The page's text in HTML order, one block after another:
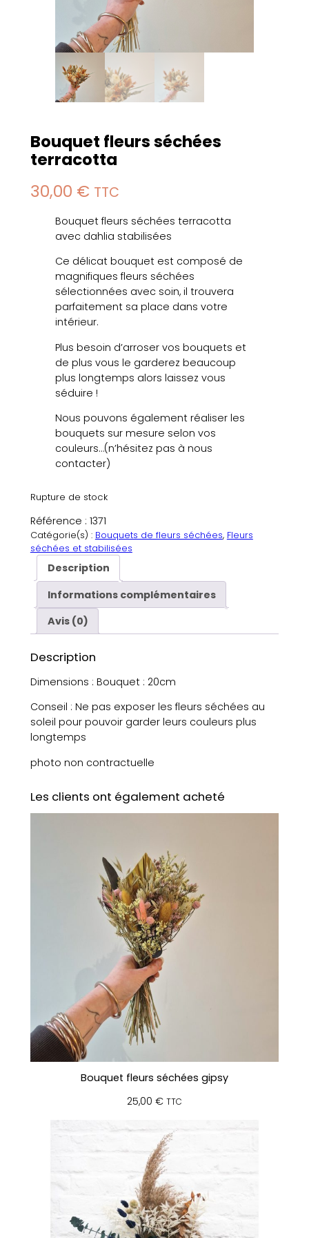
Bouquet fleurs séchées
terracotta
30,00 € TTC
Bouquet fleurs séchées terracotta
avec dahlia stabilisées
Ce délicat bouquet est composé de
magnifiques fleurs séchées
sélectionnées avec soin, il trouvera
parfaitement sa place dans votre
intérieur.
Plus besoin d’arroser vos bouquets et
de plus vous le garderez beaucoup
plus longtemps alors laissez vous
séduire !
Nous pouvons également réaliser les
bouquets sur mesure selon vos
couleurs…(n’hésitez pas à nous
contacter)
Rupture de stock
Référence : 1371
Catégorie(s) : Bouquets de fleurs séchées, Fleurs
séchées et stabilisées
Description
Informations complémentaires
Avis (0)
Description
Dimensions : Bouquet : 20cm
Conseil : Ne pas exposer les fleurs séchées au
soleil pour pouvoir garder leurs couleurs plus
longtemps
photo non contractuelle
Les clients ont également acheté
Bouquet fleurs séchées gipsy
25,00 € TTC